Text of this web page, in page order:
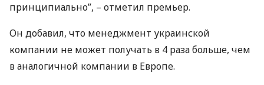
принципиально”, – отметил премьер.
Он добавил, что менеджмент украинской
компании не может получать в 4 раза больше, чем
в аналогичной компании в Европе.